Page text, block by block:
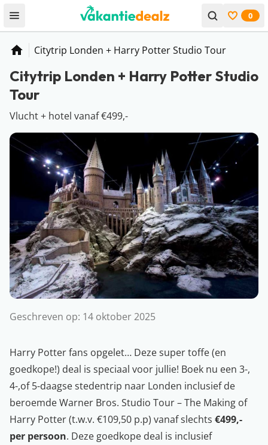
Open menu Bekijk
0
Home
Citytrip Londen + Harry Potter Studio Tour
Citytrip Londen + Harry Potter Studio
Tour
Vlucht + hotel vanaf €499,-
Geschreven op: 14 oktober 2025
Harry Potter fans opgelet… Deze super toffe (en
goedkope!) deal is speciaal voor jullie! Boek nu een 3-,
4-,of 5-daagse stedentrip naar Londen inclusief de
beroemde Warner Bros. Studio Tour – The Making of
Harry Potter (t.w.v. €109,50 p.p) vanaf slechts €499,-
per persoon. Deze goedkope deal is inclusief